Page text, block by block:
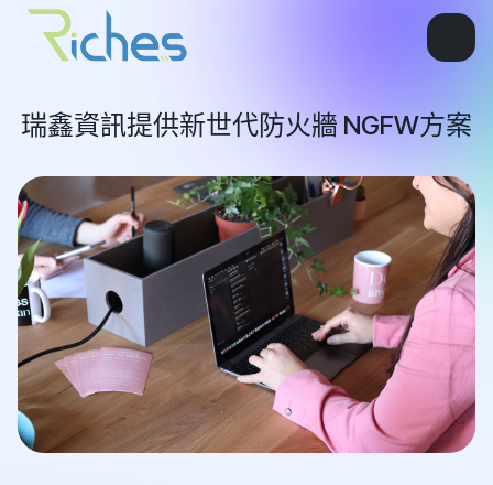
瑞鑫資訊提供新世代防火牆 NGFW方案